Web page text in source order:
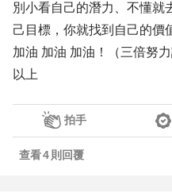
別小看自己的潛力、不懂就
己目標，你就找到自己的價
加油 加油 加油！（三倍努力
以上
拍手
查看4則回覆